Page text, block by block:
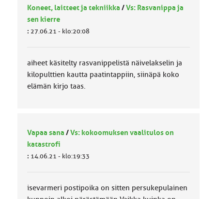
Koneet, laitteet ja tekniikka /Vs: Rasvanippa ja
sen kierre
: 27.06.21 - klo:20:08
aiheet käsitelty rasvanippelistä näivelakselin ja
kilopulttien kautta paatintappiin, siinäpä koko
elämän kirjo taas.
Vapaa sana /Vs: kokoomuksen vaalitulos on
katastrofi
: 14.06.21 - klo:19:33
isevarmeri postipoika on sitten persukepulainen